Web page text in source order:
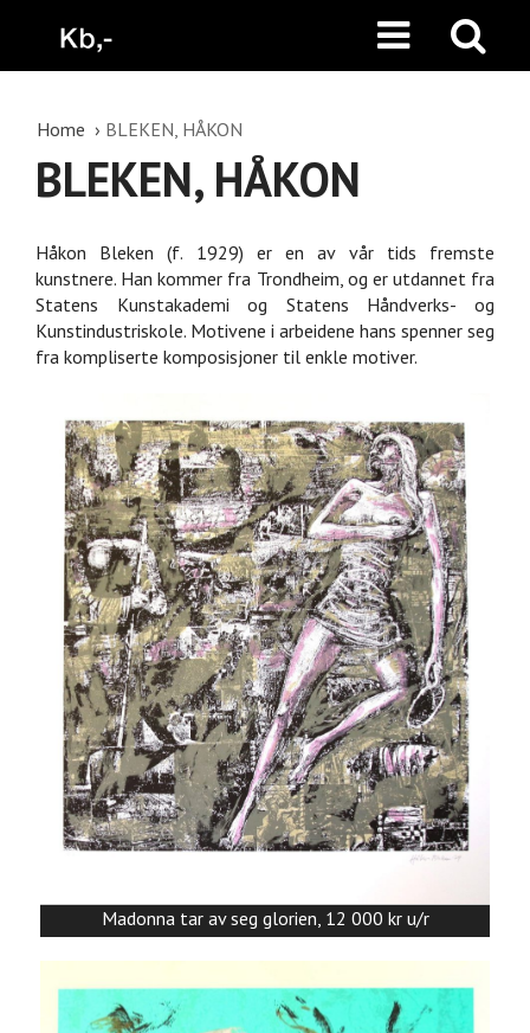
Home BLEKEN, HÅKON
BLEKEN, HÅKON
Håkon Bleken (f. 1929) er en av vår tids fremste
kunstnere. Han kommer fra Trondheim, og er utdannet fra
Statens Kunstakademi og Statens Håndverks- og
Kunstindustriskole. Motivene i arbeidene hans spenner seg
fra kompliserte komposisjoner til enkle motiver.
Madonna tar av seg glorien, 12 000 kr u/r